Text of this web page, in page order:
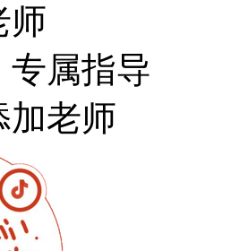
师
专属指导
加老师